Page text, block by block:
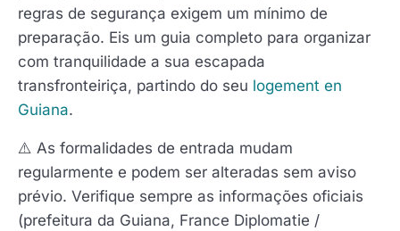
regras de segurança exigem um mínimo de
preparação. Eis um guia completo para organizar
com tranquilidade a sua escapada
transfronteiriça, partindo do seu logement en
Guiana.
⚠️ As formalidades de entrada mudam
regularmente e podem ser alteradas sem aviso
prévio. Verifique sempre as informações oficiais
(prefeitura da Guiana, France Diplomatie /